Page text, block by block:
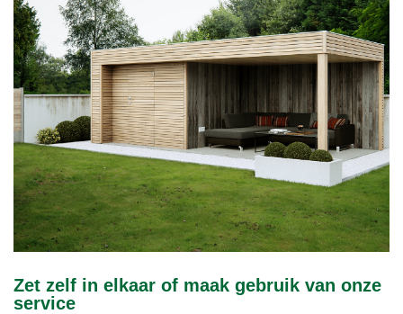
Zet zelf in elkaar of maak gebruik van onze
service